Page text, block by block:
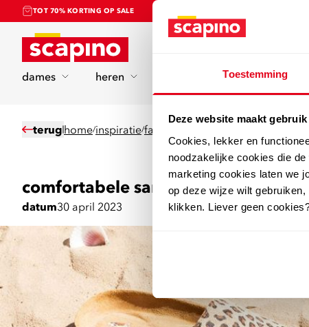
Toestemming
Deze website maakt
Cookies, lekker en
noodzakelijke cookies die
marketing cookies laten we
op deze wijze wilt
klikken. Liever geen
TOT 70% KORTING OP SALE
Home
dames heren sport
terug home/inspiratie/fashion
comfortabele sandalen van hush
datum30 april 2023